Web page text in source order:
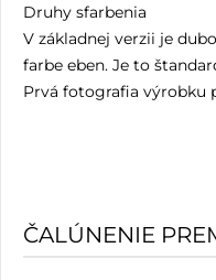
Druhy sfarbenia
V základnej verzii je
farbe eben. Je to
Prvá fotografia výrobku
ČALÚNENIE